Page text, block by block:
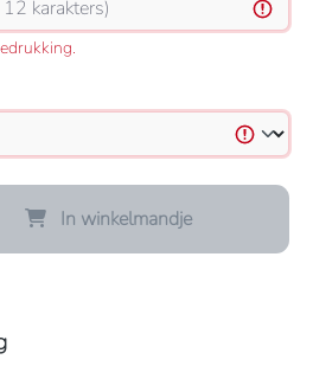
Voer de gewenste
In winkelmandje